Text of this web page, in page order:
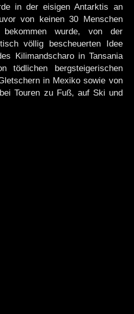
in der eisigen Antarktis an
von keinen 30 Menschen
wurde, von der
völlig bescheuerten Idee
Kilimandscharo in Tansania
tödlichen bergsteigerischen
in Mexiko sowie von
Touren zu Fuß, auf Ski und